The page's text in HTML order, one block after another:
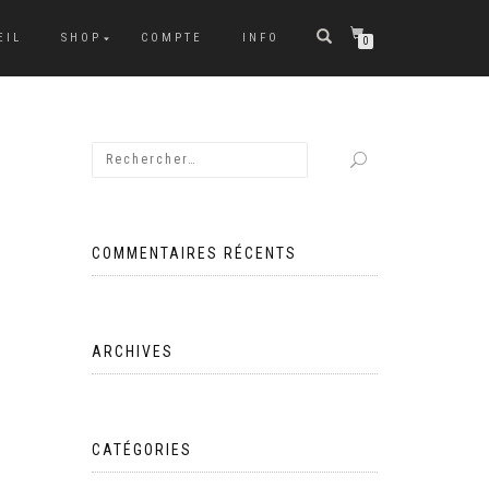
SHOP COMPTE INFO 0
COMMENTAIRES RÉCENTS
ARCHIVES
CATÉGORIES